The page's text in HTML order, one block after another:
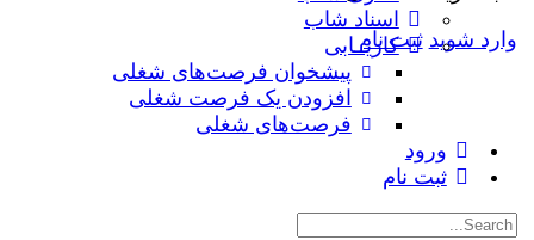
وارد شوید ثبت نام
اسناد شاب
کاریــابی
پیشخوان فرصت‌های شغلی
افزودن یک فرصت شغلی
فرصت‌های شغلی
ورود
ثبت نام
جستجوی: